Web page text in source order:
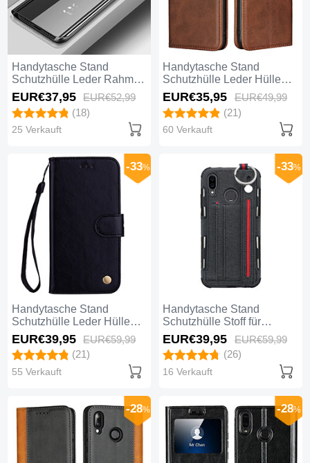
Handytasche Stand
Schutzhülle Leder Rahmen
Spiegel Tasche für Huawei
Nova 3e Schwarz
EUR€37,95 EUR€52,99
(18)
25 Verkauft
Handytasche Stand
Schutzhülle Leder Hülle
L06 für Huawei Nova 3e
Braun
EUR€35,95 EUR€49,99
(21)
60 Verkauft
Handytasche Stand
Schutzhülle Leder Hülle
L07 für Huawei Nova 3e
Schwarz
-33%
EUR€39,95 EUR€59,99
(21)
55 Verkauft
Handytasche Stand
Schutzhülle Stoff für
Huawei Nova 3e Schwarz
-33%
EUR€39,95 EUR€59,99
(26)
16 Verkauft
-28% -28%